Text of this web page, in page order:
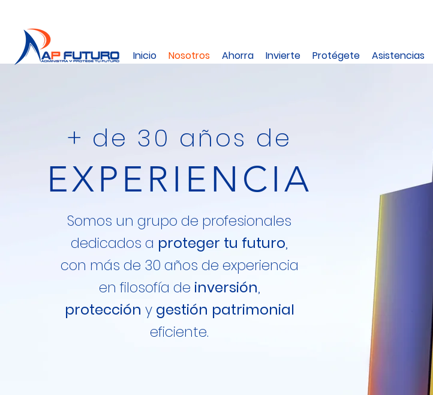
Inicio Nosotros Ahorra Invierte Protégete Asistencias
+ de 30 años de
EXPERIENCIA
Somos un grupo de profesionales
dedicados a proteger tu futuro,
con más de 30 años de experiencia
en filosofía de inversión,
protección y gestión patrimonial
eficiente.